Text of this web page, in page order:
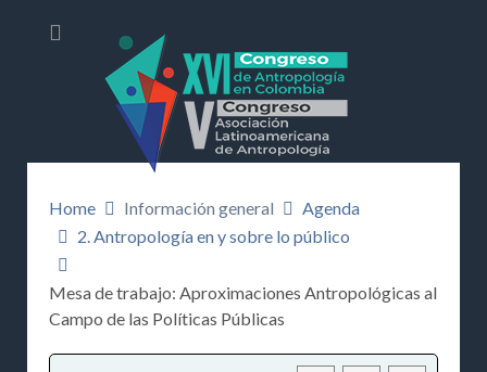
Home Información general
Agenda
2. Antropología en y sobre lo público
Mesa de trabajo: Aproximaciones Antropológicas al
Campo de las Políticas Públicas